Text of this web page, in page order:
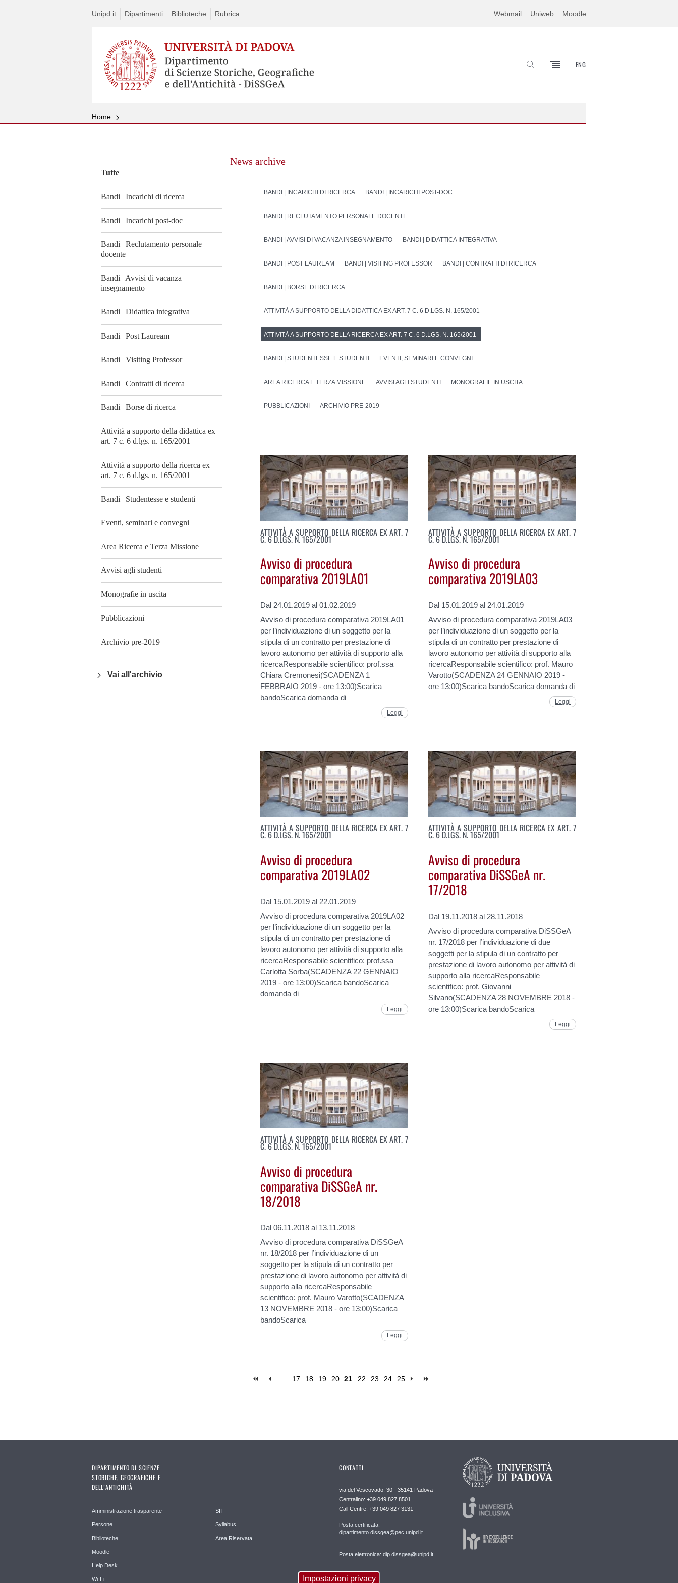
Unipd.it Dipartimenti Biblioteche Rubrica Webmail Uniweb Moodle
ENG
Home
Tutte
Bandi | Incarichi di ricerca
Bandi | Incarichi post-doc
Bandi | Reclutamento personale
docente
Bandi | Avvisi di vacanza
insegnamento
Bandi | Didattica integrativa
Bandi | Post Lauream
Bandi | Visiting Professor
Bandi | Contratti di ricerca
Bandi | Borse di ricerca
Attività a supporto della didattica ex
art. 7 c. 6 d.lgs. n. 165/2001
Attività a supporto della ricerca ex
art. 7 c. 6 d.lgs. n. 165/2001
Bandi | Studentesse e studenti
Eventi, seminari e convegni
Area Ricerca e Terza Missione
Avvisi agli studenti
Monografie in uscita
Pubblicazioni
Archivio pre-2019
Vai all'archivio
News archive
BANDI | INCARICHI DI RICERCA BANDI | INCARICHI POST-DOC
BANDI | RECLUTAMENTO PERSONALE DOCENTE
BANDI | AVVISI DI VACANZA INSEGNAMENTO BANDI | DIDATTICA INTEGRATIVA
BANDI | POST LAUREAM BANDI | VISITING PROFESSOR BANDI | CONTRATTI DI RICERCA
BANDI | BORSE DI RICERCA
ATTIVITÀ A SUPPORTO DELLA DIDATTICA EX ART. 7 C. 6 D.LGS. N. 165/2001
ATTIVITÀ A SUPPORTO DELLA RICERCA EX ART. 7 C. 6 D.LGS. N. 165/2001
BANDI | STUDENTESSE E STUDENTI EVENTI, SEMINARI E CONVEGNI
AREA RICERCA E TERZA MISSIONE AVVISI AGLI STUDENTI MONOGRAFIE IN USCITA
PUBBLICAZIONI ARCHIVIO PRE-2019
ATTIVITÀ A SUPPORTO DELLA RICERCA EX ART. 7
C. 6 D.LGS. N. 165/2001
Avviso di procedura
comparativa 2019LA01
Dal 24.01.2019 al 01.02.2019
Avviso di procedura comparativa 2019LA01
per l’individuazione di un soggetto per la
stipula di un contratto per prestazione di
lavoro autonomo per attività di supporto alla
ricercaResponsabile scientifico: prof.ssa
Chiara Cremonesi(SCADENZA 1
FEBBRAIO 2019 - ore 13:00)Scarica
bandoScarica domanda di
Leggi
ATTIVITÀ A SUPPORTO DELLA RICERCA EX ART. 7
C. 6 D.LGS. N. 165/2001
Avviso di procedura
comparativa 2019LA03
Dal 15.01.2019 al 24.01.2019
Avviso di procedura comparativa 2019LA03
per l’individuazione di un soggetto per la
stipula di un contratto per prestazione di
lavoro autonomo per attività di supporto alla
ricercaResponsabile scientifico: prof. Mauro
Varotto(SCADENZA 24 GENNAIO 2019 -
ore 13:00)Scarica bandoScarica domanda di
Leggi
ATTIVITÀ A SUPPORTO DELLA RICERCA EX ART. 7
C. 6 D.LGS. N. 165/2001
Avviso di procedura
comparativa 2019LA02
Dal 15.01.2019 al 22.01.2019
Avviso di procedura comparativa 2019LA02
per l’individuazione di un soggetto per la
stipula di un contratto per prestazione di
lavoro autonomo per attività di supporto alla
ricercaResponsabile scientifico: prof.ssa
Carlotta Sorba(SCADENZA 22 GENNAIO
2019 - ore 13:00)Scarica bandoScarica
domanda di
Leggi
ATTIVITÀ A SUPPORTO DELLA RICERCA EX ART. 7
C. 6 D.LGS. N. 165/2001
Avviso di procedura
comparativa DiSSGeA nr.
17/2018
Dal 19.11.2018 al 28.11.2018
Avviso di procedura comparativa DiSSGeA
nr. 17/2018 per l’individuazione di due
soggetti per la stipula di un contratto per
prestazione di lavoro autonomo per attività di
supporto alla ricercaResponsabile
scientifico: prof. Giovanni
Silvano(SCADENZA 28 NOVEMBRE 2018 -
ore 13:00)Scarica bandoScarica
Leggi
ATTIVITÀ A SUPPORTO DELLA RICERCA EX ART. 7
C. 6 D.LGS. N. 165/2001
Avviso di procedura
comparativa DiSSGeA nr.
18/2018
Dal 06.11.2018 al 13.11.2018
Avviso di procedura comparativa DiSSGeA
nr. 18/2018 per l’individuazione di un
soggetto per la stipula di un contratto per
prestazione di lavoro autonomo per attività di
supporto alla ricercaResponsabile
scientifico: prof. Mauro Varotto(SCADENZA
13 NOVEMBRE 2018 - ore 13:00)Scarica
bandoScarica
Leggi
17 18 19 20 21 22 23 24 25
DIPARTIMENTO DI SCIENZE
STORICHE, GEOGRAFICHE E
DELL’ANTICHITÀ
Amministrazione trasparente
Persone
Biblioteche
Moodle
Help Desk
Wi-Fi
SIT
Syllabus
Area Riservata
CONTATTI
via del Vescovado, 30 - 35141 Padova
Centralino: +39 049 827 8501
Call Centre: +39 049 827 3131
Posta certificata:
dipartimento.dissgea@pec.unipd.it
Posta elettronica: dip.dissgea@unipd.it
Impostazioni privacy